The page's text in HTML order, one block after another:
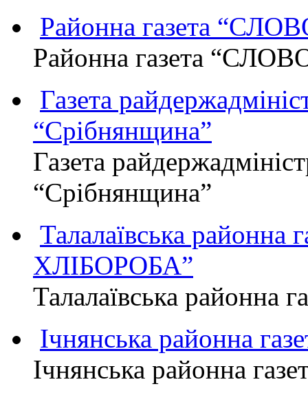
Районна газета
Районна газета
Газета
“Срібнянщина”
Газета
“Срібнянщина”
Талалаївська
ХЛІБОРОБА”
Талалаївська
Ічнянська районна
Ічнянська районна